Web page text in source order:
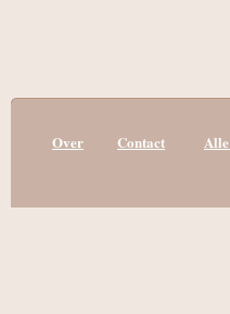
Over Contact